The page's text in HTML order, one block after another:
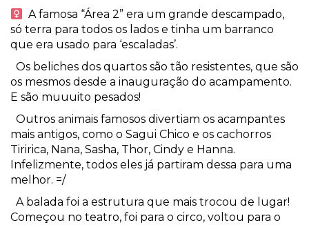
A famosa “Área 2” era um grande descampado,
só terra para todos os lados e tinha um barranco
que era usado para ‘escaladas’.
Os beliches dos quartos são tão resistentes, que são
os mesmos desde a inauguração do acampamento.
E são muuuito pesados!
Outros animais famosos divertiam os acampantes
mais antigos, como o Sagui Chico e os cachorros
Tiririca, Nana, Sasha, Thor, Cindy e Hanna.
Infelizmente, todos eles já partiram dessa para uma
melhor. =/
A balada foi a estrutura que mais trocou de lugar!
Começou no teatro, foi para o circo, voltou para o